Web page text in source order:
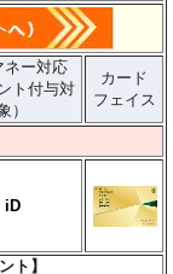
ネー対応
ト付与対
）
カード
フェイス
iD
ト】